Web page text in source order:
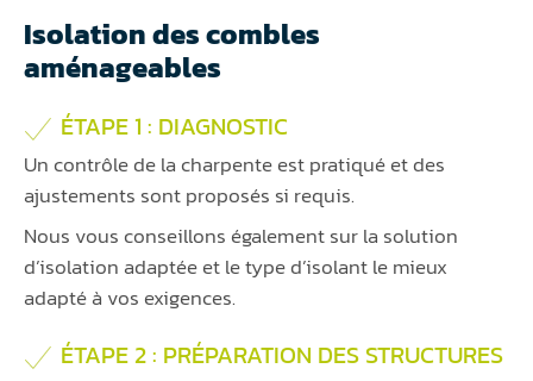
Isolation des combles
aménageables
ÉTAPE 1 : DIAGNOSTIC
Un contrôle de la charpente est pratiqué et des
ajustements sont proposés si requis.
Nous vous conseillons également sur la solution
d’isolation adaptée et le type d’isolant le mieux
adapté à vos exigences.
ÉTAPE 2 : PRÉPARATION DES STRUCTURES